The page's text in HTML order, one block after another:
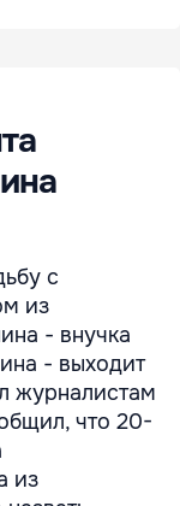
с
из
- внучка
- выходит
журналистам
что 20-
из